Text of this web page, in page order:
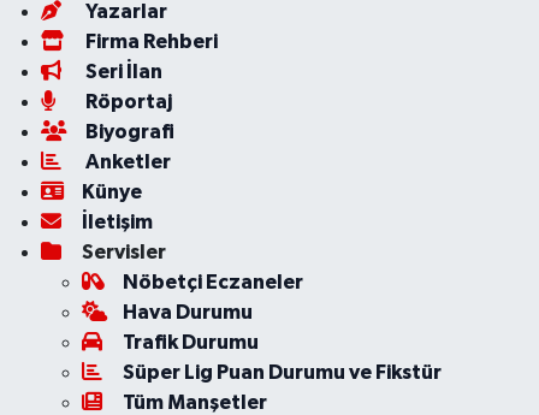
Yazarlar
Firma Rehberi
Seri İlan
Röportaj
Biyografi
Anketler
Künye
İletişim
Servisler
Nöbetçi Eczaneler
Hava Durumu
Trafik Durumu
Süper Lig Puan Durumu ve Fikstür
Tüm Manşetler